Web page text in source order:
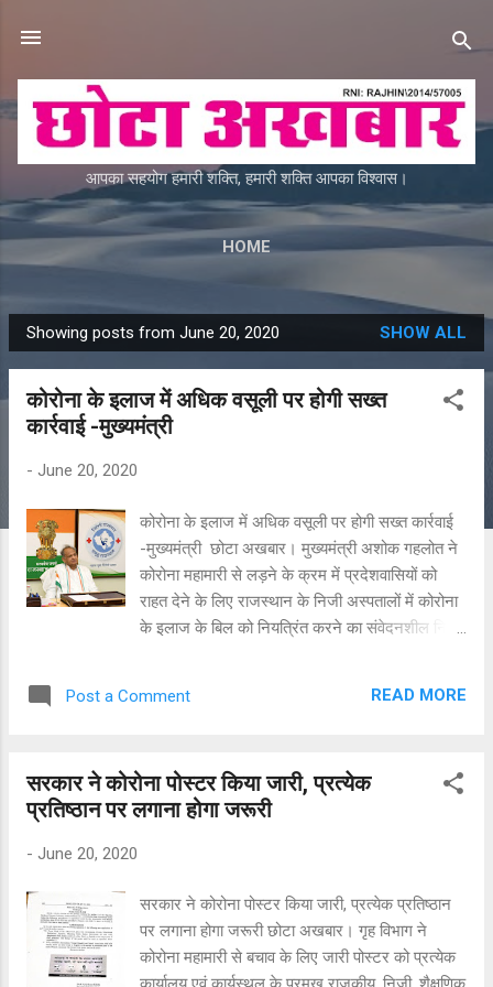
आपका सहयोग हमारी शक्ति, हमारी शक्ति आपका विश्वास।
HOME
P
o
Showing posts from June 20, 2020 SHOW ALL
कोरोना के इलाज में अधिक वसूली पर होगी सख्त
कार्रवाई -मुख्यमंत्री
- June 20, 2020
कोरोना के इलाज में अधिक वसूली पर होगी सख्त कार्रवाई
-मुख्यमंत्री छोटा अखबार। मुख्यमंत्री अशोक गहलोत ने
कोरोना महामारी से लड़ने के क्रम में प्रदेशवासियों को
राहत देने के लिए राजस्थान के निजी अस्पतालों में कोरोना
के इलाज के बिल को नियत्रिंत करने का संवेदनशील निर्णय
भर्ती मरीजों के लिए सामान्य बेड का किराया 2000 रूपये
कोरोना संक्रमण की स्थिति पर शुक्रवार को मुख्यमंत्री
निवास पर हुई समीक्षा बैठक में यह निर्णय लिया। उन्होंने
कोरोना के मरीजों से अधिक बिल की वसूली ना हो। कहा
कि मरीजों से अधिक पैसा वसूलने वाले अस्पताल या लैब के
खिलाफ कड़ी कार्रवाई की जाएगी।
Post a Comment READ MORE
सरकार ने कोरोना पोस्टर किया जारी, प्रत्येक
प्रतिष्ठान पर लगाना होगा जरूरी
- June 20, 2020
सरकार ने कोरोना पोस्टर किया जारी, प्रत्येक प्रतिष्ठान
पर लगाना होगा जरूरी छोटा अखबार। गृह विभाग ने
कोरोना महामारी से बचाव के लिए जारी पोस्टर को प्रत्येक